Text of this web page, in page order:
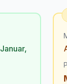
Januar,